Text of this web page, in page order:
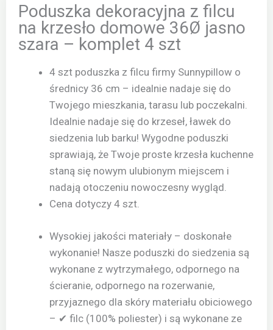
Poduszka dekoracyjna z filcu
na krzesło domowe 36Ø jasno
szara – komplet 4 szt
4 szt poduszka z filcu firmy Sunnypillow o
średnicy 36 cm – idealnie nadaje się do
Twojego mieszkania, tarasu lub poczekalni.
Idealnie nadaje się do krzeseł, ławek do
siedzenia lub barku! Wygodne poduszki
sprawiają, że Twoje proste krzesła kuchenne
staną się nowym ulubionym miejscem i
nadają otoczeniu nowoczesny wygląd.
Cena dotyczy 4 szt.
Wysokiej jakości materiały – doskonałe
wykonanie! Nasze poduszki do siedzenia są
wykonane z wytrzymałego, odpornego na
ścieranie, odpornego na rozerwanie,
przyjaznego dla skóry materiału obiciowego
– ✔ filc (100% poliester) i są wykonane ze